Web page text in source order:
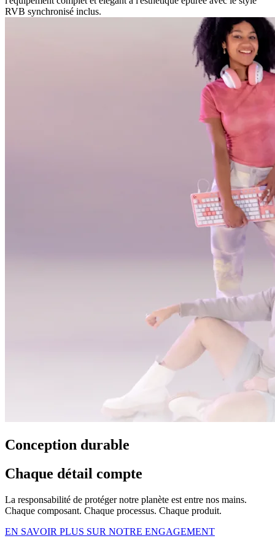
RVB synchronisé inclus.
Conception durable
Chaque détail compte
La responsabilité de protéger notre planète est entre nos mains.
Chaque composant. Chaque processus. Chaque produit.
EN SAVOIR PLUS SUR NOTRE ENGAGEMENT